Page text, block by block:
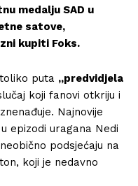
medalju SAD u
satove,
kupiti Foks.
puta „predvidjela
koji fanovi otkriju i
Najnovije
epizodi uragana Nedi
podsjećaju na
koji je nedavno